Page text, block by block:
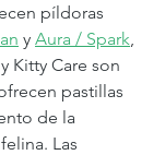
píldoras
y Aura / Spark
Kitty Care son
pastillas
de la
Las